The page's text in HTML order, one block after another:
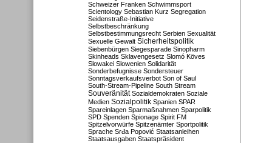
Schweizer Franken Schwimmsport
Scientology Sebastian Kurz Segregation
Seidenstraße-Initiative
Selbstbeschränkung
Selbstbestimmungsrecht Serbien Sexualität
Sexuelle Gewalt Sicherheitspolitik
Siebenbürgen Siegesparade Sinopharm
Skinheads Sklavengesetz Slomó Köves
Slowakei Slowenien Solidarität
Sonderbefugnisse Sondersteuer
Sonntagsverkaufsverbot Son of Saul
South-Stream-Pipeline South Stream
Souveränität Sozialdemokraten Soziale
Medien Sozialpolitik Spanien SPAR
Spareinlagen Sparmaßnahmen Sparpolitik
SPD Spenden Spionage Spirit FM
Spitzelvorwürfe Spitzenämter Sportpolitik
Sprache Srđa Popović Staatsanleihen
Staatsausgaben Staatspräsident